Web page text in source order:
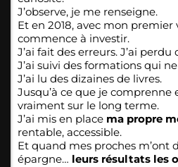
J’observe, je me renseigne.
Et en 2018, avec mon premier
commence à investir.
J’ai fait des erreurs. J’ai perdu
J’ai suivi des formations qui
J’ai lu des dizaines de livres.
Jusqu’à ce que je
vraiment sur le long terme.
J’ai mis en place ma propre
rentable, accessible.
Et quand mes proches m’ont
épargne… leurs résultats les